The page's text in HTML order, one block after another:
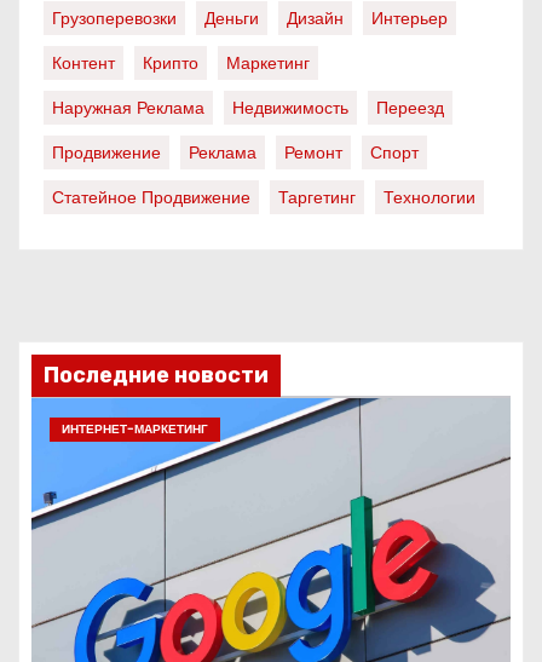
Грузоперевозки
Деньги Дизайн
Интерьер
Контент
Крипто
Маркетинг
Наружная Реклама
Недвижимость
Переезд
Продвижение
Реклама Ремонт
Спорт
Статейное Продвижение
Таргетинг Технологии
Последние новости
ИНТЕРНЕТ-МАРКЕТИНГ